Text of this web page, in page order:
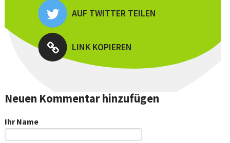
AUF TWITTER TEILEN
LINK KOPIEREN
Neuen Kommentar hinzufügen
Ihr Name